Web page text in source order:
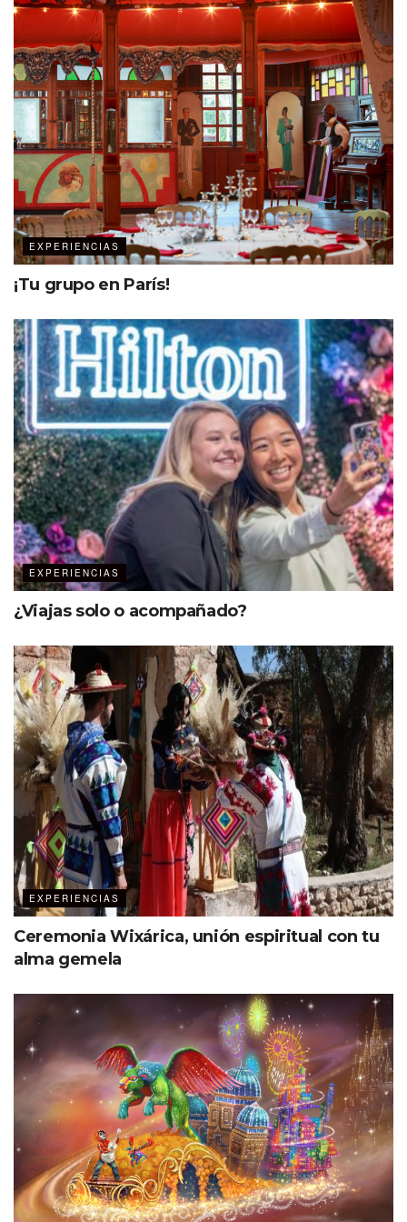
servicio a los viajeros.
El cliente como centro
«El objetivo es crear estrategias que
hagan que cada huésped se sienta
especial y único, en lugar de
sentirse como un miembro anónimo
de un segmento de mercado
genérico. Pero antes de que las
compañías puedan lograr la hiper-
personalización, necesitan cambiar
desarrollando una estrategia
centrada en él. El aprovechamiento
de los datos les ayudará a
comprender exactamente quiénes
son, cómo se comportan y qué
esperan cuando vienen a
hospedarse en un hotel o viajar en
una aerolínea específica.»
Rubén Sánchez, CEO de la plataforma
líder de gestión de ingresos hoteleros
BEONx.
tus clientes para anticipar sus necesidades y una forma
de acercarse a lograrlo es ofreciendo servicios de
suscripción, obteniendo así más información sobre el
usuario. Janis Dzenis, del sitio web WayAway, señala que:
«Convencer a los consumidores
para que compartan sus información
a menudo es difícil, pero si son
suscriptores y, por lo tanto, están
registrados y usando herramientas
de búsqueda dentro de tu
plataforma, aprendes más sobre sus
necesidades. Esto hace que sea un
poco más fácil crear experiencias de
viaje atractivas y se concrete la
reserva. Y esto es solo el
comienzo.»
Automatización = experiencia elevada
Otra forma en que la inteligencia artificial puede permitir
la hiper-personalización es a través de la automatización.
Adam Harris, cofundador y CEO de Cloudbeds, plataforma
tecnológica hotelera, señala que las herramientas de
automatización impulsadas por inteligencia artificial
EXPERIENCIAS
¡Tu grupo en París!
EXPERIENCIAS
¿Viajas solo o acompañado?
EXPERIENCIAS
Ceremonia Wixárica, unión espiritual con tu
alma gemela